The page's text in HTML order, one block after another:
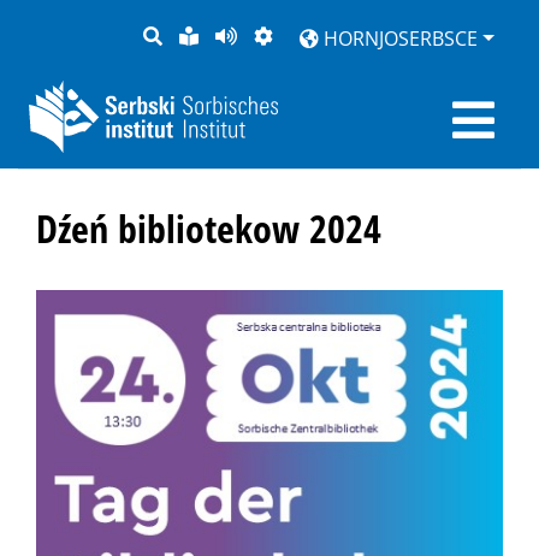
PYTANJE
LOCHKA
RĚČ
STRONU
PŘEDČITAĆ
ZWOBRAZNJENJE
HORNJOSERBSCE
Dźeń bibliotekow 2024